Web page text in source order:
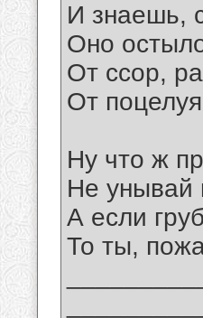
И знаешь,
Оно
От ссор,
От
Ну что ж
Не унывай
А если
То ты,